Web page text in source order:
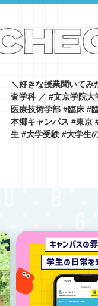
＼好きな授業聞いてみ
査学科 ／ #文京学院
医療技術学部 #臨床 #
本郷キャンパス #東京
生 #大学受験 #大学生